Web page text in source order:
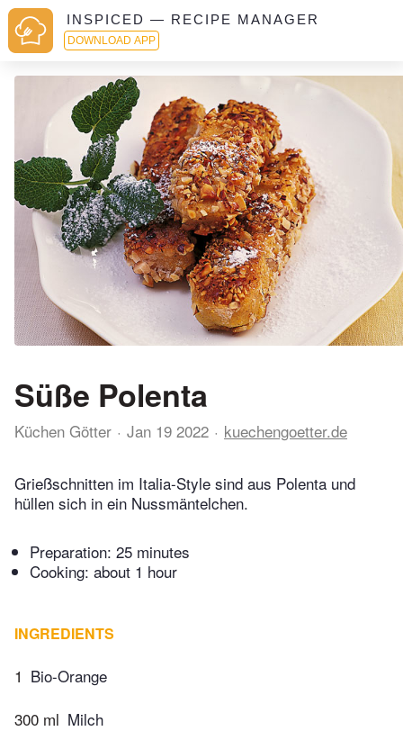
INSPICED — RECIPE MANAGER
DOWNLOAD APP
Süße Polenta
Küchen Götter Jan 19 2022 kuechengoetter.de
Grießschnitten im Italia-Style sind aus Polenta und
hüllen sich in ein Nussmäntelchen.
Preparation: 25 minutes
Cooking: about 1 hour
INGREDIENTS
1 Bio-Orange
300 ml Milch